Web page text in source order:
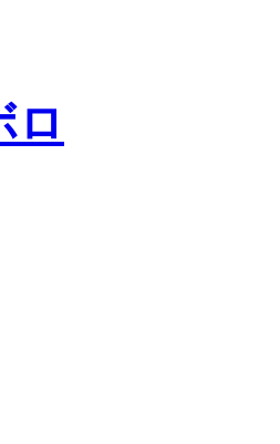
ロ